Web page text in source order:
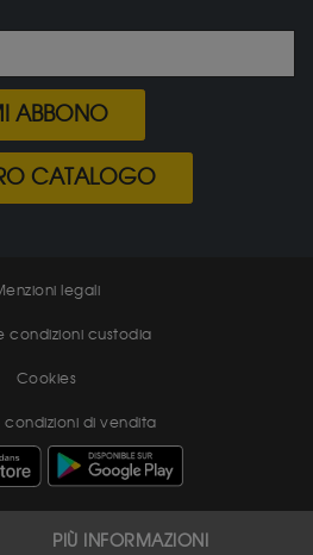
ABBONO
CATALOGO
legali
condizioni custodia
Cookies
condizioni di vendita
PIÙ INFORMAZIONI